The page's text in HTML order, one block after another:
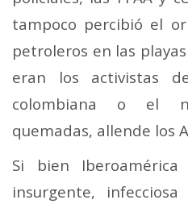
tampoco percibió el
petroleros en las
eran los activistas
colombiana o el
quemadas, allende los
Si bien
insurgente,